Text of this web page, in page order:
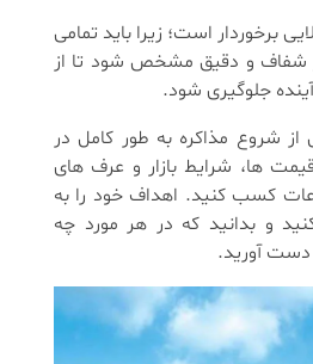
برخوردار است؛ زیرا باید تمامی
شفاف و دقیق مشخص شود تا از
جلوگیری شود.
شروع مذاکره به طور کامل در
ها، شرایط بازار و عرف های
کسب کنید. اهداف خود را به
و بدانید که در هر مورد چه
دست آورید.